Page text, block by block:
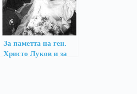
За паметта на ген.
Христо Луков и за